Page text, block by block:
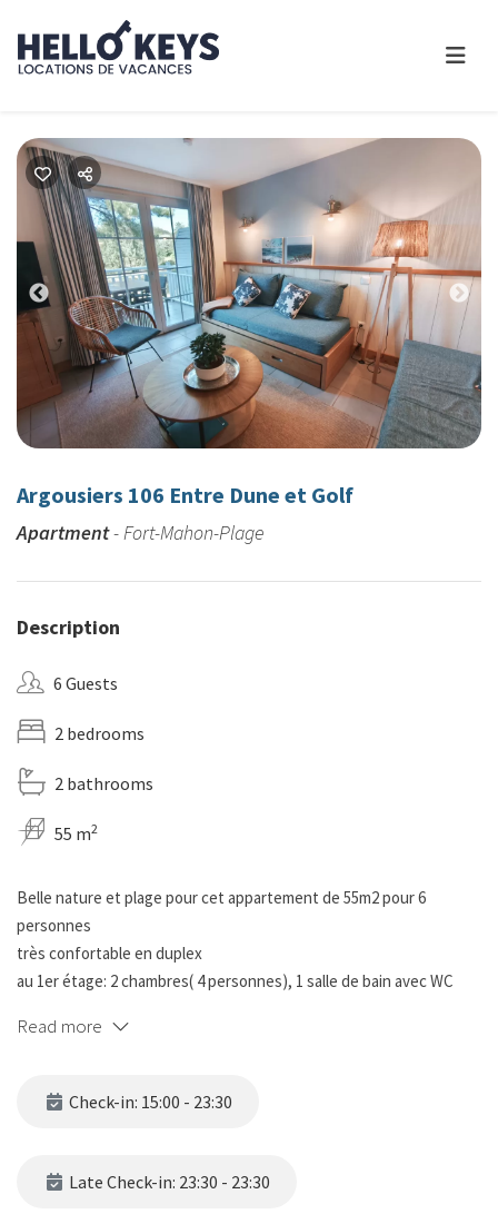
Previous
Argousiers 106 Entre Dune et Golf
Apartment- Fort-Mahon-Plage
Description
6 Guests
2 bedrooms
2 bathrooms
55 m2
Belle nature et plage pour cet appartement de 55m2 pour 6
personnes
très confortable en duplex
au 1er étage: 2 chambres( 4 personnes), 1 salle de bain avec WC
salon (couchage 2 personnes), une salle d'eau avec un WC
le séjour donne sur une grande terrasse au calme
Read more
Check-in: 15:00 - 23:30
Late Check-in: 23:30 - 23:30